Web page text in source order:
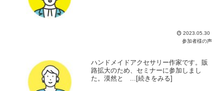
2023.05.30
参加者様の声
ハンドメイドアクセサリー作家です。販
路拡大のため、セミナーに参加しまし
た。漠然と ...[続きをみる]